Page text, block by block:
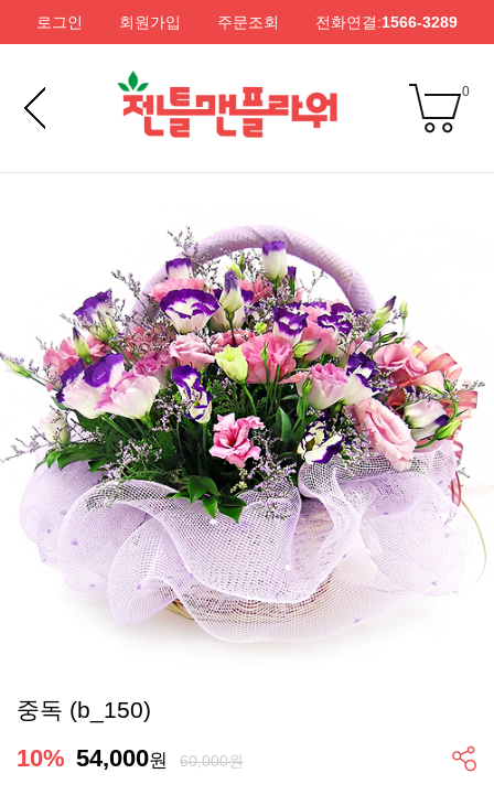
로그인 회원가입 주문조회 전화연결:1566-3289
0
중독 (b_150)
10% 54,000원 60,000원